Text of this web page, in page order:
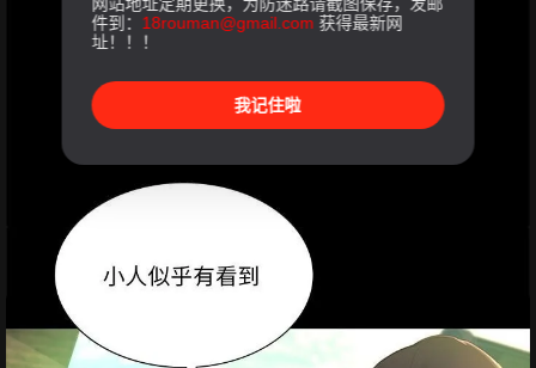
件到： 18rouman@gmail.com 获得最新网
址！！！
我记住啦